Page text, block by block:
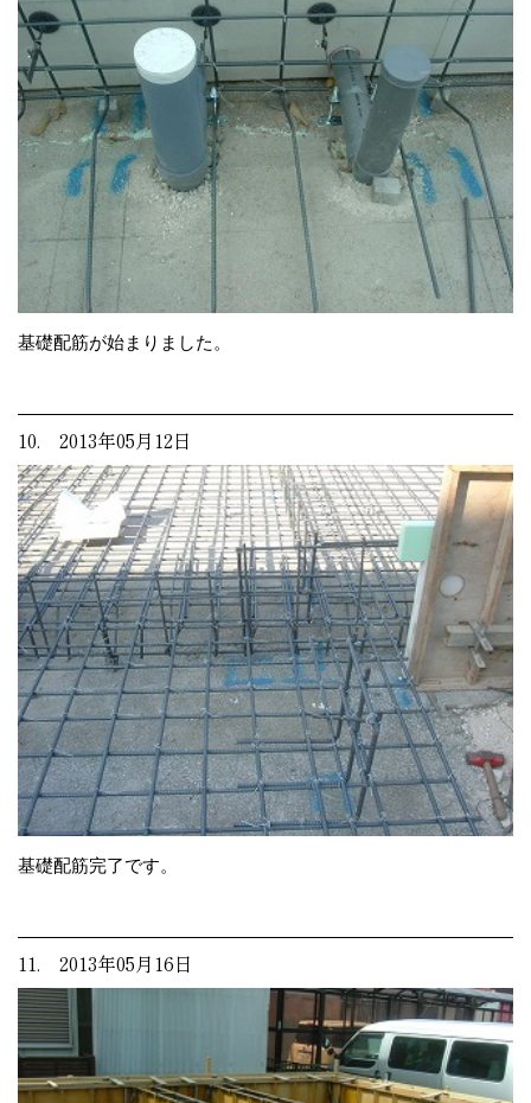
基礎配筋が始まりました。
10. 2013年05月12日
基礎配筋完了です。
11. 2013年05月16日